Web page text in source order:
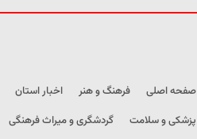
صفحه اصلی فرهنگ و هنر اخبار استان
پزشکی و سلامت
گردشگری و میراث فرهنگی